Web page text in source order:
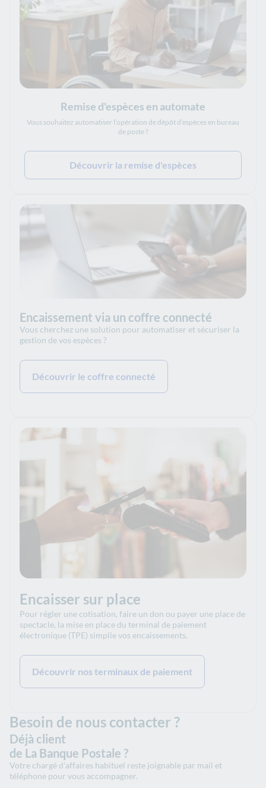
Remise d'espèces en automate
Vous souhaitez automatiser l’opération de dépôt d’espèces en bureau
de poste ?
Découvrir la remise d'espèces
Encaissement via un coffre connecté
Vous cherchez une solution pour automatiser et sécuriser la
gestion de vos espèces ?
Découvrir le coffre connecté
Encaisser sur place
Pour régler une cotisation, faire un don ou payer une place de
spectacle, la mise en place du terminal de paiement
électronique (TPE) simplie vos encaissements.
Découvrir nos terminaux de paiement
Besoin de nous contacter ?
Déjà client
de La Banque Postale ?
Votre chargé d'affaires habituel reste joignable par mail et
téléphone pour vous accompagner.